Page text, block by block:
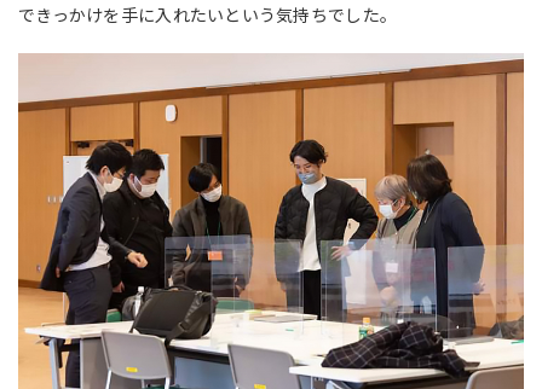
できっかけを手に入れたいという気持ちでした。